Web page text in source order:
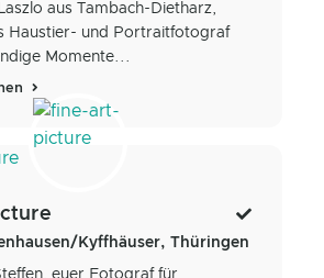
aus Tambach-Dietharz,
Haustier- und Portraitfotograf
Momente...
Kyffhäuser, Thüringen